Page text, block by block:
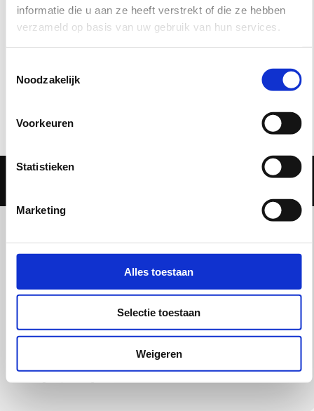
informatie die u aan ze heeft verstrekt of die ze hebben
verzameld op basis van uw gebruik van hun services.
Noodzakelijk
Voorkeuren
Statistieken
Marketing
Alles toestaan
Selectie toestaan
Weigeren
AWS D 1.1 certificeringen
ASME IX certificering
Op zoek naar BMBE, MIG/MAG
of TIG lasserkwalificaties?
High Tech
Start in de techniek